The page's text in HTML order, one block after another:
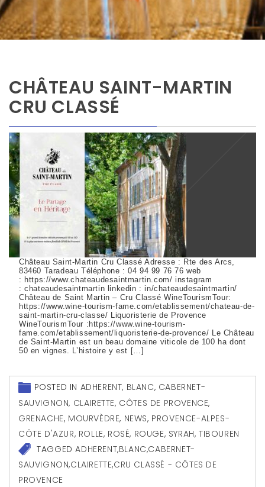
CHÂTEAU SAINT-MARTIN
CRU CLASSÉ
Château Saint-Martin Cru Classé Adresse : Rte des Arcs,
83460 Taradeau Téléphone : 04 94 99 76 76 web
: https://www.chateaudesaintmartin.com/ instagram
: chateaudesaintmartin linkedin : in/chateaudesaintmartin/
Château de Saint Martin – Cru Classé WineTourismTour:
https://www.wine-tourism-fame.com/etablissement/chateau-de-
saint-martin-cru-classe/ Liquoristerie de Provence
WineTourismTour :https://www.wine-tourism-
fame.com/etablissement/liquoristerie-de-provence/ Le Château
de Saint-Martin est un beau domaine viticole de 100 ha dont
50 en vignes. L’histoire y est […]
POSTED IN ADHERENT, BLANC, CABERNET-
SAUVIGNON, CLAIRETTE, CÔTES DE PROVENCE,
GRENACHE, MOURVÈDRE, NEWS, PROVENCE-ALPES-
CÔTE D'AZUR, ROLLE, ROSÉ, ROUGE, SYRAH,TIBOUREN
TAGGEDADHERENT,BLANC,CABERNET-
SAUVIGNON,CLAIRETTE,CRU CLASSÉ - CÔTES DE
PROVENCE